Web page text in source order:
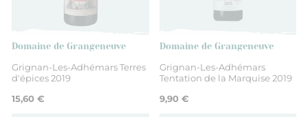
Domaine de Grangeneuve
Grignan-Les-Adhémars Terres
d'épices 2019
15,60 €
Domaine de Grangeneuve
Grignan-Les-Adhémars
Tentation de la Marquise 2019
9,90 €